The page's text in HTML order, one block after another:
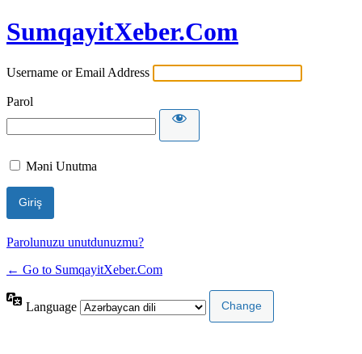
SumqayitXeber.Com
Username or Email Address
Parol
Məni Unutma
Parolunuzu unutdunuzmu?
← Go to SumqayitXeber.Com
Language